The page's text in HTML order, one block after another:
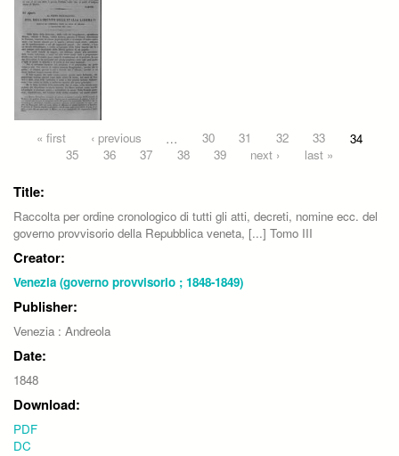
Pages
« first ‹ previous … 30 31 32 33
34
35
36 37 38 39 next › last »
Title:
Raccolta per ordine cronologico di tutti gli atti, decreti, nomine ecc. del
governo provvisorio della Repubblica veneta, [...] Tomo III
Creator:
Venezia (governo provvisorio ; 1848-1849)
Publisher:
Venezia : Andreola
Date:
1848
Download:
PDF
DC